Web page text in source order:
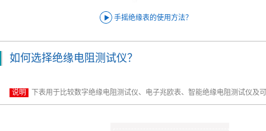
手摇绝缘表的使用方法？
如何选择绝缘电阻测试仪？
说明 下表用于比较数字绝缘电阻测试仪、电子兆欧表、智能绝缘电阻测试仪